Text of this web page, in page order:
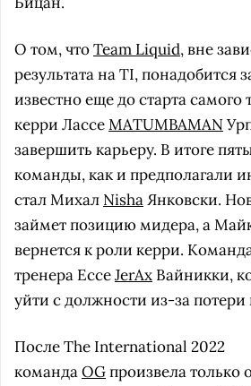
О том, чтоTeam Liquid, вне
результата на TI, понадобится
известно еще до старта самого
керри ЛассеMATUMBAMAN
завершить карьеру. В итоге
команды, как и предполагали
стал Михал NishaЯнковски.
займет позицию мидера, а
вернется к роли керри.
тренера ЕссеJerAx Вайникки,
уйти с должности из-за потери
После The International 2022
командаOGпроизвела только